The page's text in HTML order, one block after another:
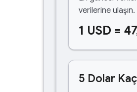
verilerine ulaşın.
1 USD =
5 Dolar